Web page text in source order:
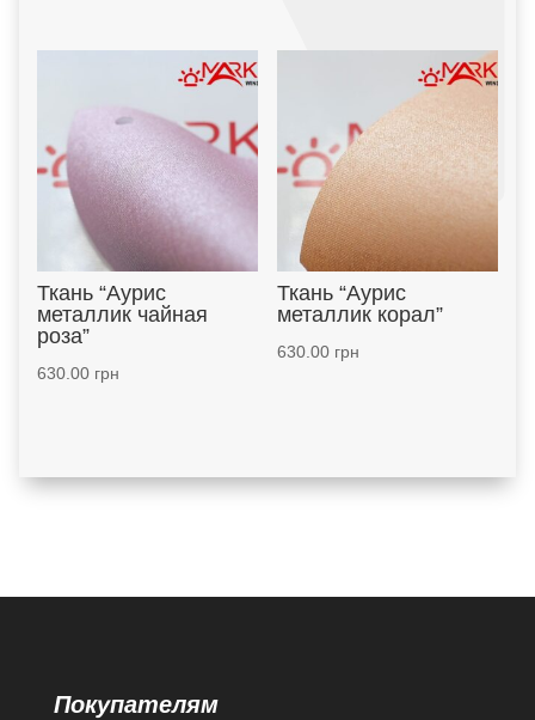
Ткань “Аурис
металлик чайная
роза”
630.00грн
Ткань “Аурис
металлик корал”
630.00грн
Покупателям